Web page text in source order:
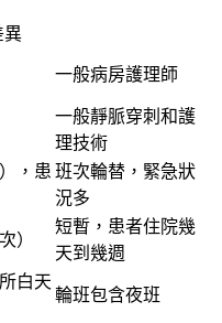
異
一般病房護理師
一般靜脈穿刺和護
理技術
，患 班次輪替，緊急狀
況多
）
短暫，患者住院幾
天到幾週
白天
輪班包含夜班